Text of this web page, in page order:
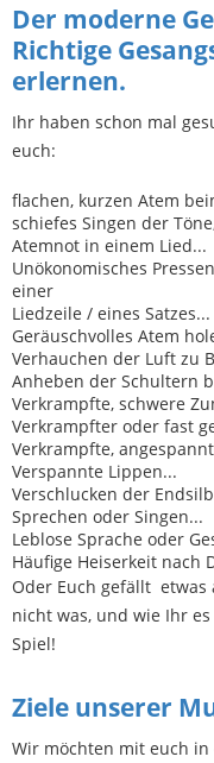
Der moderne
Richtige
erlernen.
Ihr haben schon mal
euch:
flachen, kurzen Atem
schiefes Singen der
Atemnot in einem Lied...
Unökonomisches
einer
Liedzeile / eines Satzes...
Geräuschvolles Atem
Verhauchen der Luft zu
Anheben der Schultern
Verkrampfte, schwere
Verkrampfter oder fast
Verkrampfte,
Verspannte Lippen...
Verschlucken der
Sprechen oder Singen...
Leblose Sprache oder
Häufige Heiserkeit nach
Oder Euch gefällt etwas
nicht was, und wie Ihr
Spiel!
Ziele unserer
Wir möchten mit euch